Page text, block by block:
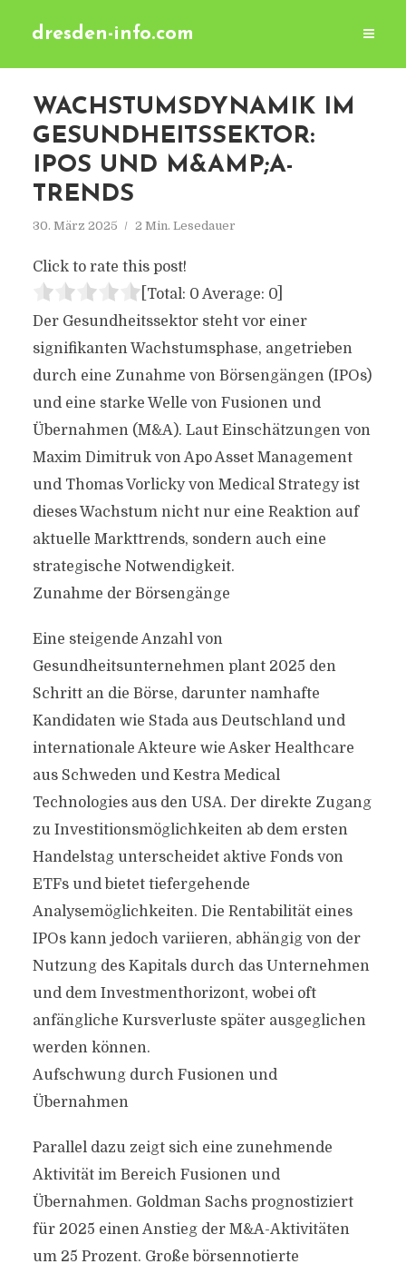
dresden-info.com
WACHSTUMSDYNAMIK IM
GESUNDHEITSSEKTOR:
IPOS UND M&AMP;A-
TRENDS
30. März 2025 2 Min. Lesedauer
Click to rate this post!
[Total: 0 Average: 0]
Der Gesundheitssektor steht vor einer
signifikanten Wachstumsphase, angetrieben
durch eine Zunahme von Börsengängen (IPOs)
und eine starke Welle von Fusionen und
Übernahmen (M&A). Laut Einschätzungen von
Maxim Dimitruk von Apo Asset Management
und Thomas Vorlicky von Medical Strategy ist
dieses Wachstum nicht nur eine Reaktion auf
aktuelle Markttrends, sondern auch eine
strategische Notwendigkeit.
Zunahme der Börsengänge
Eine steigende Anzahl von
Gesundheitsunternehmen plant 2025 den
Schritt an die Börse, darunter namhafte
Kandidaten wie Stada aus Deutschland und
internationale Akteure wie Asker Healthcare
aus Schweden und Kestra Medical
Technologies aus den USA. Der direkte Zugang
zu Investitionsmöglichkeiten ab dem ersten
Handelstag unterscheidet aktive Fonds von
ETFs und bietet tiefergehende
Analysemöglichkeiten. Die Rentabilität eines
IPOs kann jedoch variieren, abhängig von der
Nutzung des Kapitals durch das Unternehmen
und dem Investmenthorizont, wobei oft
anfängliche Kursverluste später ausgeglichen
werden können.
Aufschwung durch Fusionen und
Übernahmen
Parallel dazu zeigt sich eine zunehmende
Aktivität im Bereich Fusionen und
Übernahmen. Goldman Sachs prognostiziert
für 2025 einen Anstieg der M&A-Aktivitäten
um 25 Prozent. Große börsennotierte